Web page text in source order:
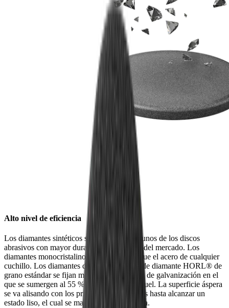
Alto nivel de eficiencia
Los diamantes sintéticos son considerados unos de los discos
abrasivos con mayor durabilidad y eficacia del mercado. Los
diamantes monocristalinos son más duros que el acero de cualquier
cuchillo. Los diamantes del disco abrasivo de diamante HORL® de
grano estándar se fijan mediante un proceso de galvanización en el
que se sumergen al 55 % en un baño de níquel. La superficie áspera
se va alisando con los primeros movimientos hasta alcanzar un
estado liso, el cual se mantiene en esta forma.